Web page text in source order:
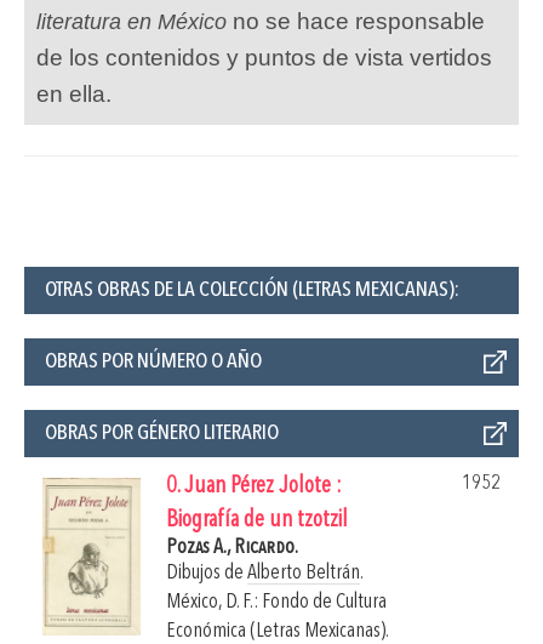
literatura en México no se hace responsable
de los contenidos y puntos de vista vertidos
en ella.
OTRAS OBRAS DE LA COLECCIÓN (LETRAS MEXICANAS):
OBRAS POR NÚMERO O AÑO
OBRAS POR GÉNERO LITERARIO
0. Juan Pérez Jolote :
Biografía de un tzotzil
1952
Pozas A., Ricardo.
Dibujos de Alberto Beltrán.
México, D. F.: Fondo de Cultura
Económica (Letras Mexicanas).